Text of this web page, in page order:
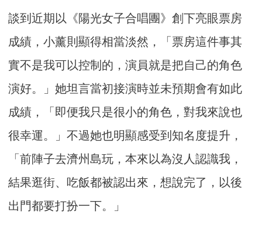
談到近期以《陽光女子合唱團》創下亮眼票房
成績，小薰則顯得相當淡然，「票房這件事其
實不是我可以控制的，演員就是把自己的角色
演好。」她坦言當初接演時並未預期會有如此
成績，「即便我只是很小的角色，對我來說也
很幸運。」不過她也明顯感受到知名度提升，
「前陣子去濟州島玩，本來以為沒人認識我，
結果逛街、吃飯都被認出來，想說完了，以後
出門都要打扮一下。」